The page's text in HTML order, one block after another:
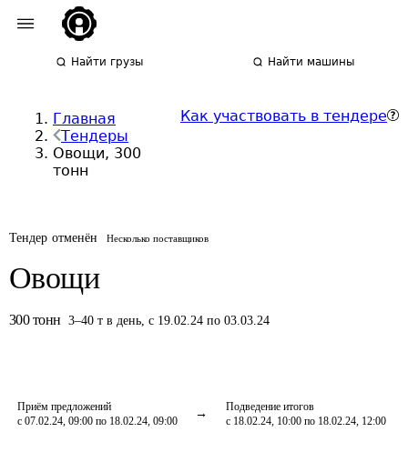
Найти грузы Найти машины
Главная
Тендеры
Овощи, 300
тонн
Как участвовать в тендере
Тендер отменён Несколько поставщиков
Овощи
300 тонн 3–40 т в день, с 19.02.24 по 03.03.24
Приём предложений
с 07.02.24, 09:00 по 18.02.24, 09:00
Подведение итогов
с 18.02.24, 10:00 по 18.02.24, 12:00